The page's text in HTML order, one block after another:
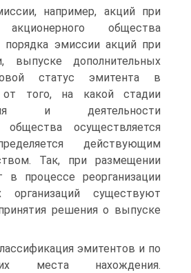
например, акций при
акционерного общества
порядка эмиссии акций при
выпуске дополнительных
статус эмитента в
от того, на какой стадии
и деятельности
общества осуществляется
действующим
Так, при размещении
в процессе реорганизации
организаций существуют
решения о выпуске
эмитентов и по
места нахождения.